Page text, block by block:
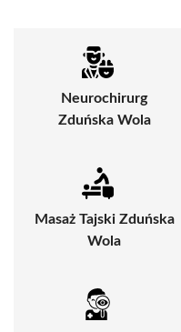
Neurochirurg
Zduńska Wola
Masaż Tajski Zduńska
Wola